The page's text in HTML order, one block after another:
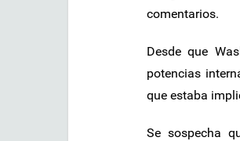
comentarios.
Desde que
potencias
que estaba
Se sospecha